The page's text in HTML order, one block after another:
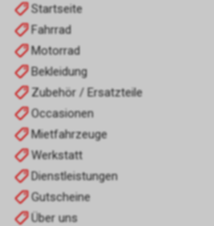
Startseite
Fahrrad
Motorrad
Bekleidung
Zubehör / Ersatzteile
Occasionen
Mietfahrzeuge
Werkstatt
Dienstleistungen
Gutscheine
Über uns